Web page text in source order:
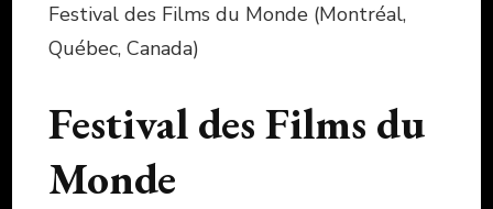
Festival des Films du Monde (Montréal,
Québec, Canada)
Festival des Films du
Monde